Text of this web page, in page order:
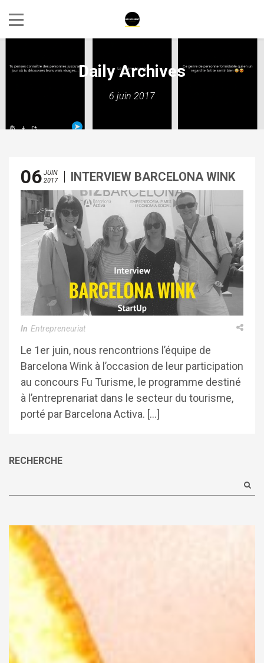
Daily Archives
6 juin 2017
06 JUIN
2017
INTERVIEW BARCELONA WINK
In Entrepreneuriat
Le 1er juin, nous rencontrions l’équipe de
Barcelona Wink à l’occasion de leur participation
au concours Fu Turisme, le programme destiné
à l’entreprenariat dans le secteur du tourisme,
porté par Barcelona Activa. […]
RECHERCHE